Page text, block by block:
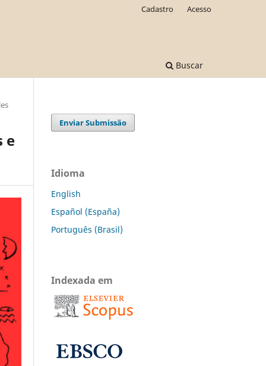
Buscar
Cadastro Acesso
e
Enviar Submissão
Idioma
English
Español (España)
Português (Brasil)
Indexada em